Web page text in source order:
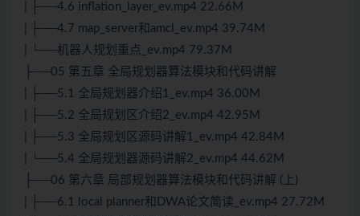
| ├──4.6 inflation_layer_ev.mp4 22.66M
| ├──4.7 map_server和amcl_ev.mp4 39.74M
| └──机器人规划重点_ev.mp4 79.37M
├──05 第五章 全局规划器算法模块和代码讲解
| ├──5.1 全局规划器介绍1_ev.mp4 36.00M
| ├──5.2 全局规划区介绍2_ev.mp4 42.95M
| ├──5.3 全局规划区源码讲解1_ev.mp4 42.84M
| └──5.4 全局规划器源码讲解2_ev.mp4 44.62M
├──06 第六章 局部规划器算法模块和代码讲解 (上)
| ├──6.1 local planner和DWA论文简读_ev.mp4 27.72M